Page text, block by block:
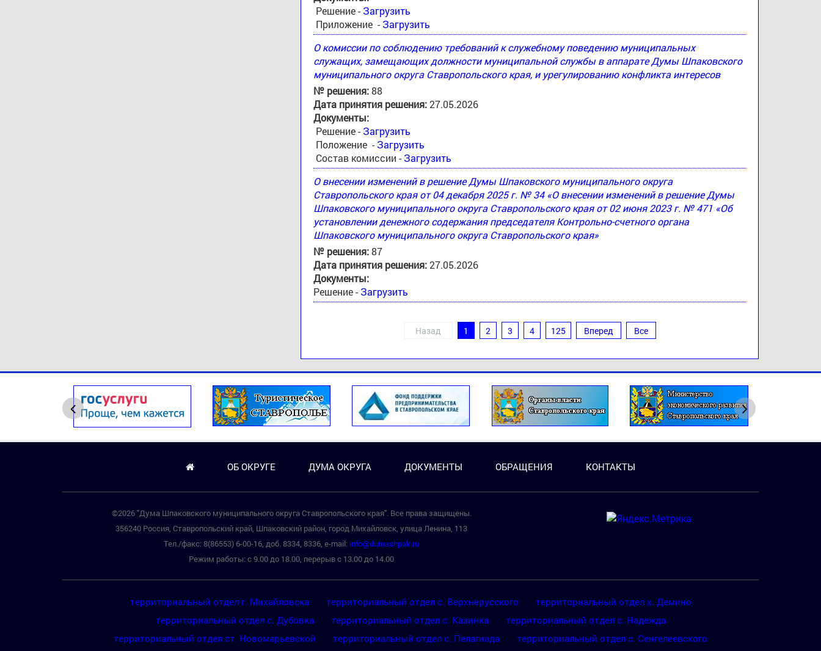
Решение - Загрузить
Приложение - Загрузить
О комиссии по соблюдению требований к служебному поведению муниципальных
служащих, замещающих должности муниципальной службы в аппарате Думы Шпаковского
муниципального округа Ставропольского края, и урегулированию конфликта интересов
№ решения:88
Дата принятия решения:27.05.2026
Документы:
Решение - Загрузить
Положение - Загрузить
Состав комиссии - Загрузить
О внесении изменений в решение Думы Шпаковского муниципального округа
Ставропольского края от 04 декабря 2025 г. № 34 «О внесении изменений в решение Думы
Шпаковского муниципального округа Ставропольского края от 02 июня 2023 г. № 471 «Об
установлении денежного содержания председателя Контрольно-счетного органа
Шпаковского муниципального округа Ставропольского края»
№ решения:87
Дата принятия решения:27.05.2026
Документы:
Решение - Загрузить
Назад 1 2 3 4 125 Вперед Все
ОБ ОКРУГЕ ДУМА ОКРУГА ДОКУМЕНТЫ ОБРАЩЕНИЯ КОНТАКТЫ
©2026 "Дума Шпаковского муниципального округа Ставропольского края". Все права защищены.
356240 Россия, Ставропольский край, Шпаковский район, город Михайловск, улица Ленина, 113
Тел./факс: 8(86553) 6-00-16, доб. 8334, 8336, e-mail: info@dumashpak.ru
Режим работы: с 9.00 до 18.00, перерыв с 13.00 до 14.00
территориальный отдел г. Михайловска территориальный отдел с. Верхнерусского
территориальный отдел х. Демино
территориальный отдел с. Дубовка
территориальный отдел с. Казинка
территориальный отдел с. Надежда
территориальный отдел ст. Новомарьевской
территориальный отдел с. Пелагиада
территориальный отдел с. Сенгелеевского